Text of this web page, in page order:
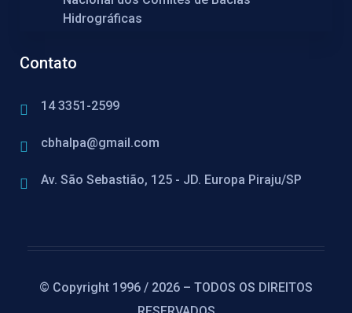
Hidrográficas
Contato
14 3351-2599
cbhalpa@gmail.com
Av. São Sebastião, 125 - JD. Europa Piraju/SP
© Copyright 1996 / 2026 – TODOS OS DIREITOS